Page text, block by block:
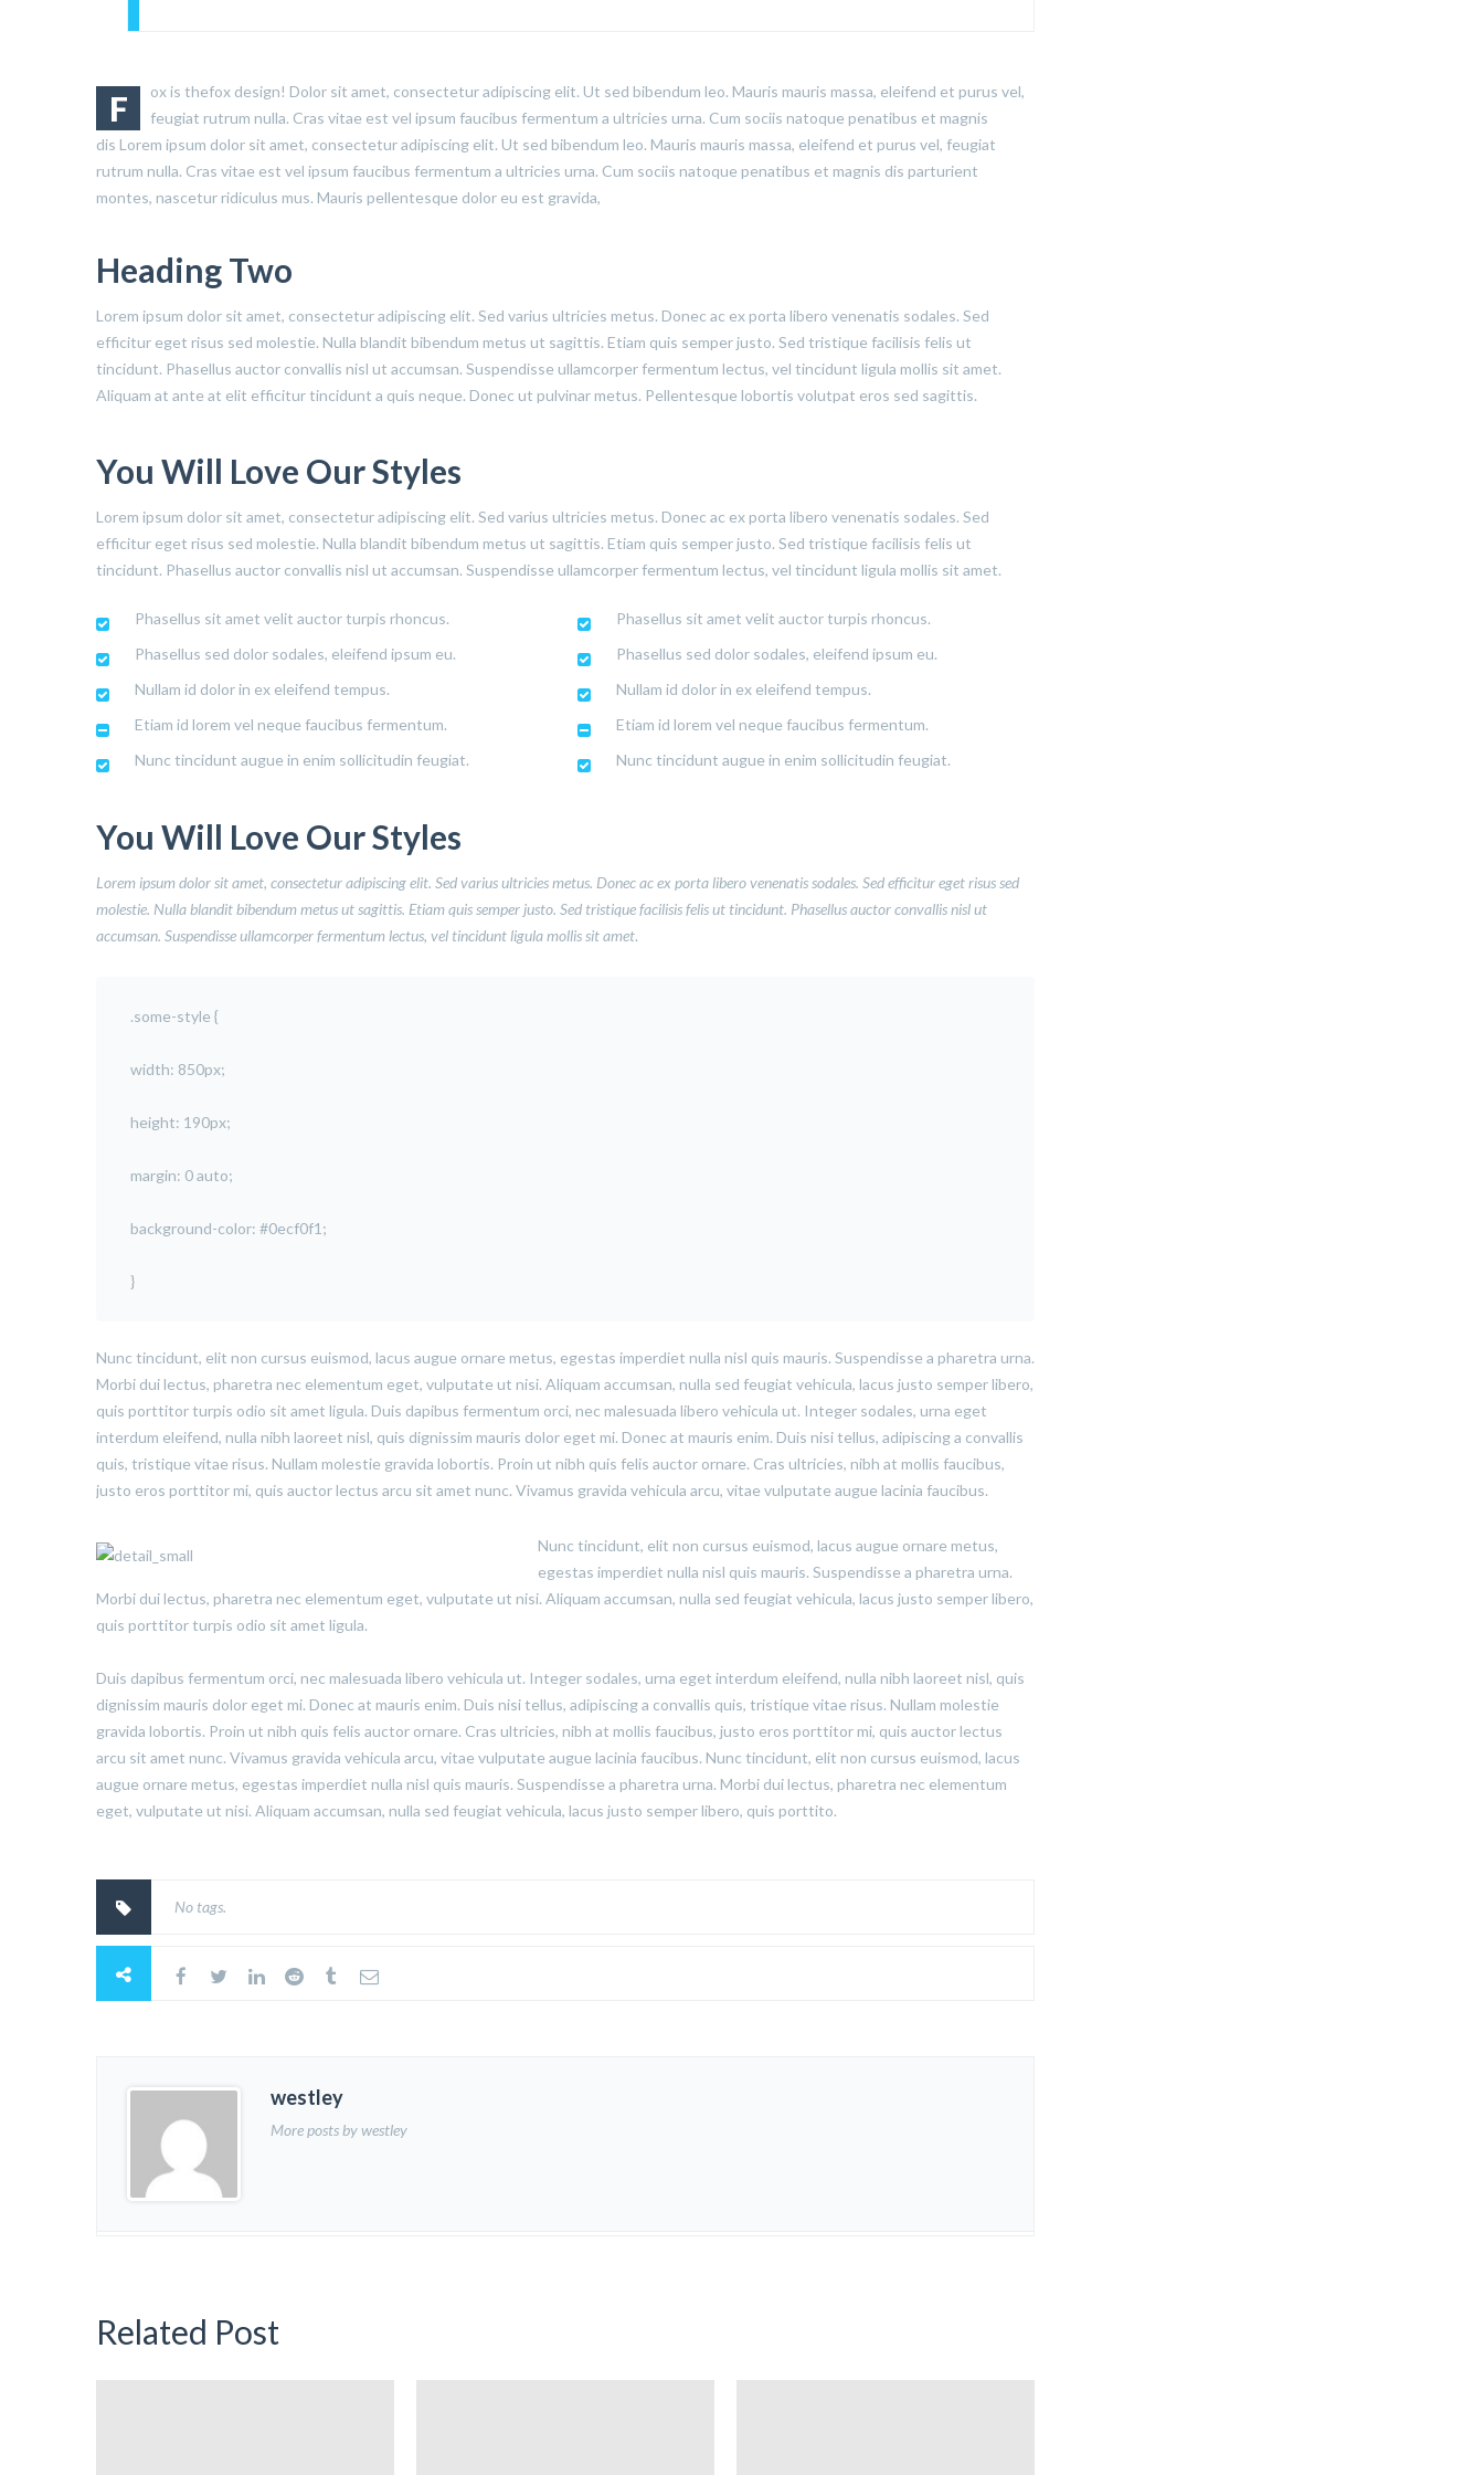
F
ox is thefox design! Dolor sit amet, consectetur adipiscing elit. Ut sed bibendum leo. Mauris mauris massa, eleifend et purus vel,
feugiat rutrum nulla. Cras vitae est vel ipsum faucibus fermentum a ultricies urna. Cum sociis natoque penatibus et magnis
dis Lorem ipsum dolor sit amet, consectetur adipiscing elit. Ut sed bibendum leo. Mauris mauris massa, eleifend et purus vel, feugiat
rutrum nulla. Cras vitae est vel ipsum faucibus fermentum a ultricies urna. Cum sociis natoque penatibus et magnis dis parturient
montes, nascetur ridiculus mus. Mauris pellentesque dolor eu est gravida,
Heading Two
Lorem ipsum dolor sit amet, consectetur adipiscing elit. Sed varius ultricies metus. Donec ac ex porta libero venenatis sodales. Sed
efficitur eget risus sed molestie. Nulla blandit bibendum metus ut sagittis. Etiam quis semper justo. Sed tristique facilisis felis ut
tincidunt. Phasellus auctor convallis nisl ut accumsan. Suspendisse ullamcorper fermentum lectus, vel tincidunt ligula mollis sit amet.
Aliquam at ante at elit efficitur tincidunt a quis neque. Donec ut pulvinar metus. Pellentesque lobortis volutpat eros sed sagittis.
You Will Love Our Styles
Lorem ipsum dolor sit amet, consectetur adipiscing elit. Sed varius ultricies metus. Donec ac ex porta libero venenatis sodales. Sed
efficitur eget risus sed molestie. Nulla blandit bibendum metus ut sagittis. Etiam quis semper justo. Sed tristique facilisis felis ut
tincidunt. Phasellus auctor convallis nisl ut accumsan. Suspendisse ullamcorper fermentum lectus, vel tincidunt ligula mollis sit amet.
Phasellus sit amet velit auctor turpis rhoncus.
Phasellus sed dolor sodales, eleifend ipsum eu.
Nullam id dolor in ex eleifend tempus.
Etiam id lorem vel neque faucibus fermentum.
Nunc tincidunt augue in enim sollicitudin feugiat.
Phasellus sit amet velit auctor turpis rhoncus.
Phasellus sed dolor sodales, eleifend ipsum eu.
Nullam id dolor in ex eleifend tempus.
Etiam id lorem vel neque faucibus fermentum.
Nunc tincidunt augue in enim sollicitudin feugiat.
You Will Love Our Styles
Lorem ipsum dolor sit amet, consectetur adipiscing elit. Sed varius ultricies metus. Donec ac ex porta libero venenatis sodales. Sed efficitur eget risus sed
molestie. Nulla blandit bibendum metus ut sagittis. Etiam quis semper justo. Sed tristique facilisis felis ut tincidunt. Phasellus auctor convallis nisl ut
accumsan. Suspendisse ullamcorper fermentum lectus, vel tincidunt ligula mollis sit amet.
.some-style {
width: 850px;
height: 190px;
margin: 0 auto;
background-color: #0ecf0f1;
}
Nunc tincidunt, elit non cursus euismod, lacus augue ornare metus, egestas imperdiet nulla nisl quis mauris. Suspendisse a pharetra urna.
Morbi dui lectus, pharetra nec elementum eget, vulputate ut nisi. Aliquam accumsan, nulla sed feugiat vehicula, lacus justo semper libero,
quis porttitor turpis odio sit amet ligula. Duis dapibus fermentum orci, nec malesuada libero vehicula ut. Integer sodales, urna eget
interdum eleifend, nulla nibh laoreet nisl, quis dignissim mauris dolor eget mi. Donec at mauris enim. Duis nisi tellus, adipiscing a convallis
quis, tristique vitae risus. Nullam molestie gravida lobortis. Proin ut nibh quis felis auctor ornare. Cras ultricies, nibh at mollis faucibus,
justo eros porttitor mi, quis auctor lectus arcu sit amet nunc. Vivamus gravida vehicula arcu, vitae vulputate augue lacinia faucibus.
Nunc tincidunt, elit non cursus euismod, lacus augue ornare metus,
egestas imperdiet nulla nisl quis mauris. Suspendisse a pharetra urna.
Morbi dui lectus, pharetra nec elementum eget, vulputate ut nisi. Aliquam accumsan, nulla sed feugiat vehicula, lacus justo semper libero,
quis porttitor turpis odio sit amet ligula.
Duis dapibus fermentum orci, nec malesuada libero vehicula ut. Integer sodales, urna eget interdum eleifend, nulla nibh laoreet nisl, quis
dignissim mauris dolor eget mi. Donec at mauris enim. Duis nisi tellus, adipiscing a convallis quis, tristique vitae risus. Nullam molestie
gravida lobortis. Proin ut nibh quis felis auctor ornare. Cras ultricies, nibh at mollis faucibus, justo eros porttitor mi, quis auctor lectus
arcu sit amet nunc. Vivamus gravida vehicula arcu, vitae vulputate augue lacinia faucibus. Nunc tincidunt, elit non cursus euismod, lacus
augue ornare metus, egestas imperdiet nulla nisl quis mauris. Suspendisse a pharetra urna. Morbi dui lectus, pharetra nec elementum
eget, vulputate ut nisi. Aliquam accumsan, nulla sed feugiat vehicula, lacus justo semper libero, quis porttito.
No tags.
westley
More posts by westley
Related Post